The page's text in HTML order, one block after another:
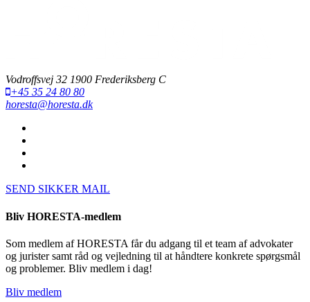
Vodroffsvej 32 1900 Frederiksberg C
+45 35 24 80 80
horesta@horesta.dk
SEND SIKKER MAIL
Bliv HORESTA-medlem
Som medlem af HORESTA får du adgang til et team af advokater
og jurister samt råd og vejledning til at håndtere konkrete spørgsmål
og problemer. Bliv medlem i dag!
Bliv medlem